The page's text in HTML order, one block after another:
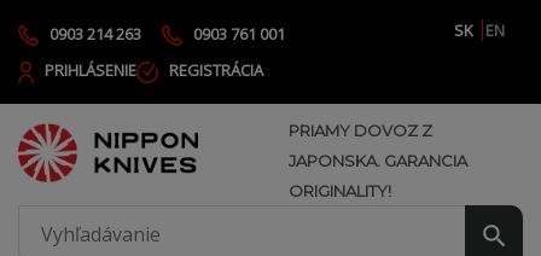
0903 214 263 0903 761 001 SK
EN
PRIHLÁSENIE
REGISTRÁCIA
PRIAMY DOVOZ Z
JAPONSKA. GARANCIA
ORIGINALITY!